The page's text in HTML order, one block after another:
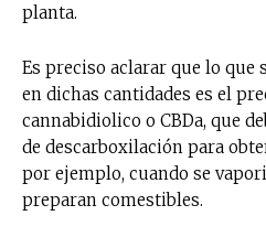
planta.
Es preciso aclarar que lo que
en dichas cantidades es el
cannabidiolico o CBDa, que
de descarboxilación para
por ejemplo, cuando se
preparan comestibles.